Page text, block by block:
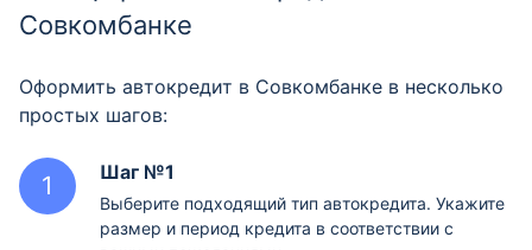
Совкомбанке
Оформить автокредит в Совкомбанке в несколько
простых шагов:
Шаг №1
Выберите подходящий тип автокредита. Укажите
размер и период кредита в соответствии с